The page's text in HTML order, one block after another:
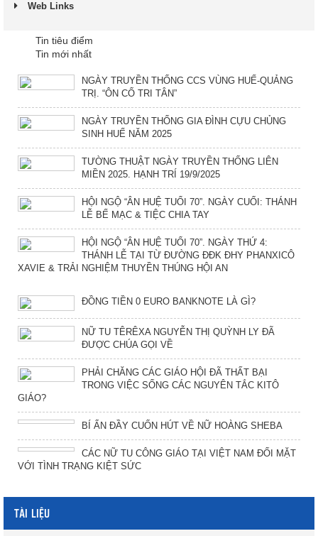
Web Links
Tin tiêu điểm
Tin mới nhất
NGÀY TRUYỀN THỐNG CCS VÙNG HUẾ-QUẢNG
TRỊ. “ÔN CỐ TRI TÂN”
NGÀY TRUYỀN THỐNG GIA ĐÌNH CỰU CHỦNG
SINH HUẾ NĂM 2025
TƯỜNG THUẬT NGÀY TRUYỀN THỐNG LIÊN
MIỀN 2025. HẠNH TRÍ 19/9/2025
HỘI NGỘ “ÂN HUỆ TUỔI 70”. NGÀY CUỐI: THÁNH
LỄ BẾ MẠC & TIỆC CHIA TAY
HỘI NGỘ “ÂN HUỆ TUỔI 70”. NGÀY THỨ 4:
THÁNH LỄ TẠI TỪ ĐƯỜNG ĐĐK ĐHY PHANXICÔ
XAVIE & TRẢI NGHIỆM THUYỀN THÚNG HỘI AN
ĐỒNG TIỀN 0 EURO BANKNOTE LÀ GÌ?
NỮ TU TÊRÊXA NGUYỄN THỊ QUỲNH LY ĐÃ
ĐƯỢC CHÚA GỌI VỀ
PHẢI CHĂNG CÁC GIÁO HỘI ĐÃ THẤT BẠI
TRONG VIỆC SỐNG CÁC NGUYÊN TẮC KITÔ
GIÁO?
BÍ ẨN ĐẦY CUỐN HÚT VỀ NỮ HOÀNG SHEBA
CÁC NỮ TU CÔNG GIÁO TẠI VIỆT NAM ĐỐI MẶT
VỚI TÌNH TRẠNG KIỆT SỨC
TÀI LIỆU